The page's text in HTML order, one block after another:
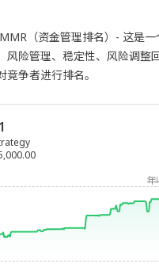
（资金管理排名）- 这是
风险管理、稳定性、风险调整
争者进行排名。
年